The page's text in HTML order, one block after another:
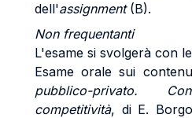
dell'assignment (B).
Non frequentanti
L'esame si svolgerà con
Esame orale sui
pubblico-privato.
competitività, di E.